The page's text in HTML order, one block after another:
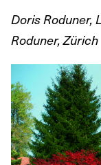
Doris Roduner,
Roduner, Zürich